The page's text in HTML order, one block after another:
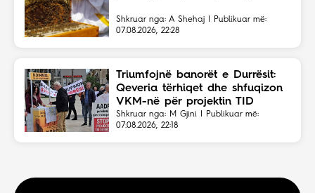
Shkruar nga: A Shehaj | Publikuar më:
07.08.2026, 22:28
Triumfojnë banorët e Durrësit:
Qeveria tërhiqet dhe shfuqizon
VKM-në për projektin TID
Shkruar nga: M Gjini | Publikuar më:
07.08.2026, 22:18